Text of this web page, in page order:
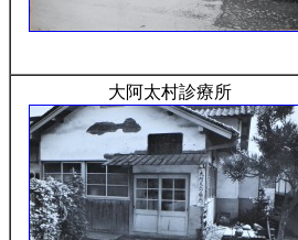
大阿太村診療所